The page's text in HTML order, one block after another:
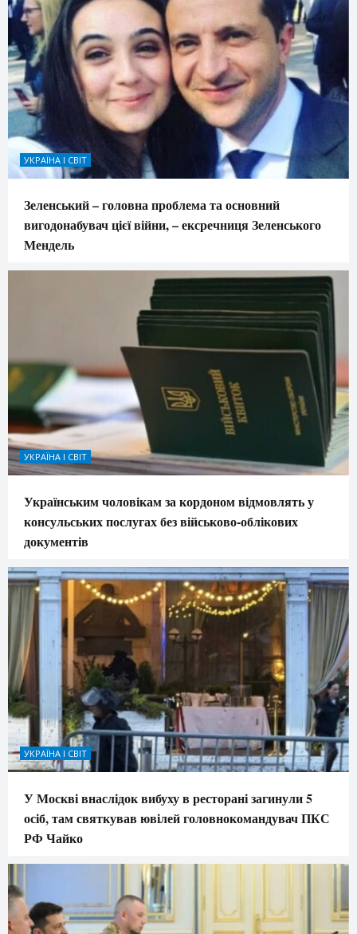
УКРАЇНА І СВІТ
Зеленський – головна проблема та основний
вигодонабувач цієї війни, – ексречниця Зеленського
Мендель
УКРАЇНА І СВІТ
Українським чоловікам за кордоном відмовлять у
консульських послугах без військово-облікових
документів
УКРАЇНА І СВІТ
У Москві внаслідок вибуху в ресторані загинули 5
осіб, там святкував ювілей головнокомандувач ПКС
РФ Чайко